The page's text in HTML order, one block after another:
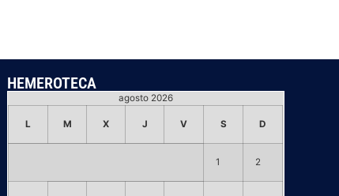
HEMEROTECA
agosto 2026
L M X J V S D
1 2